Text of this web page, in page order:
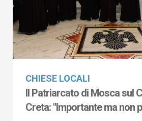
CHIESE LOCALI
Il Patriarcato di Mosca sul
Creta: "Importante ma non